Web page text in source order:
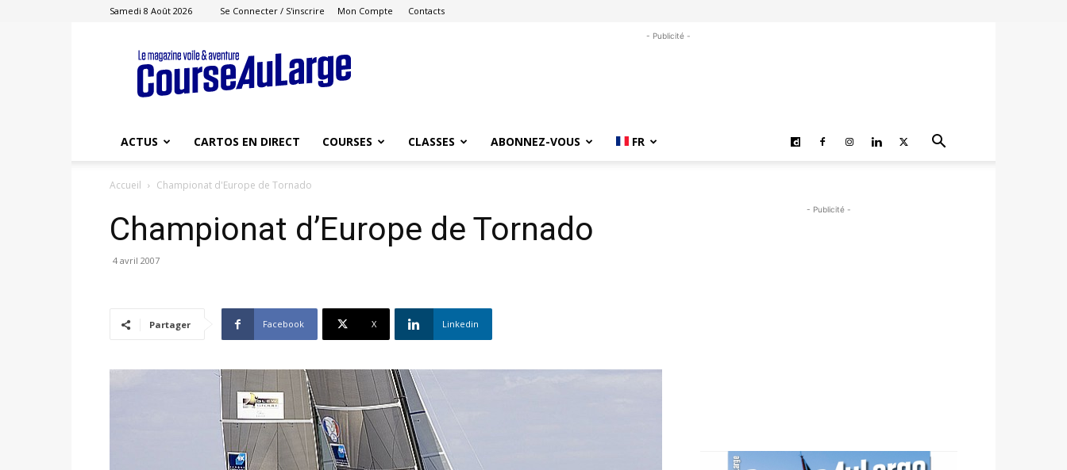
Samedi 8 Août 2026 Se Connecter / S'inscrire Mon Compte Contacts
Course
au
Large
- Publicité -
ACTUS CARTOS EN DIRECT COURSES CLASSES ABONNEZ-VOUS FR
Accueil Championat d'Europe de Tornado
Championat d’Europe de Tornado
4 avril 2007
Partager Facebook X Linkedin
- Publicité -